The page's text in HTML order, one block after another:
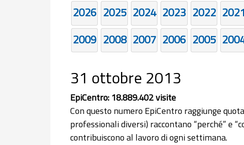
2026 2025 2024 2023 2022 2021
2009 2008 2007 2006 2005
31 ottobre 2013
EpiCentro: 18.889.402 visite
Con questo numero EpiCentro raggiunge quota
professionali diversi) raccontano “perché” e
contribuiscono al lavoro di ogni settimana.